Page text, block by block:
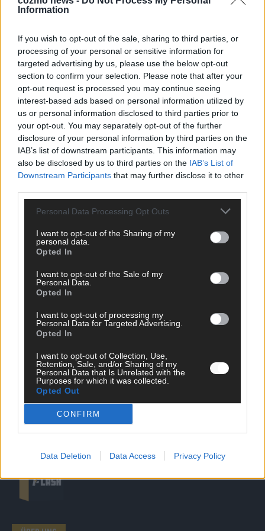
Information
If you wish to opt-out of the sale, sharing to third parties, or
processing of your personal or sensitive information for
targeted advertising by us, please use the below opt-out
section to confirm your selection. Please note that after your
opt-out request is processed you may continue seeing
interest-based ads based on personal information utilized by
us or personal information disclosed to third parties prior to
your opt-out. You may separately opt-out of the further
disclosure of your personal information by third parties on the
IAB’s list of downstream participants. This information may
also be disclosed by us to third parties on the IAB’s List of
Downstream Participants that may further disclose it to other
Personal Data Processing Opt Outs
I want to opt-out of the Sharing of my
personal data.
Opted In
I want to opt-out of the Sale of my
Personal Data.
Opted In
I want to opt-out of processing my
Personal Data for Targeted Advertising.
Opted In
I want to opt-out of Collection, Use,
Retention, Sale, and/or Sharing of my
Personal Data that Is Unrelated with the
Purposes for which it was collected.
Opted Out
CONFIRM
Data Deletion Data Access Privacy Policy
KEINE NEWS MEHR VERPASSEN
ANZEIGE
SCHNELL ZUM RESSORT
Nachrichten
Wirtschaft
Wissen
Kommentar
Streams & Storys
Eurovision
FLASH – DAS VIDEOPORTAL